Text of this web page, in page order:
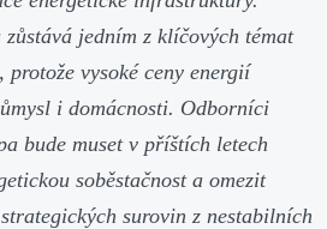
jedním z klíčových témat
protože vysoké ceny energií
i domácnosti. Odborníci
bude muset v příštích letech
soběstačnost a omezit
surovin z nestabilních